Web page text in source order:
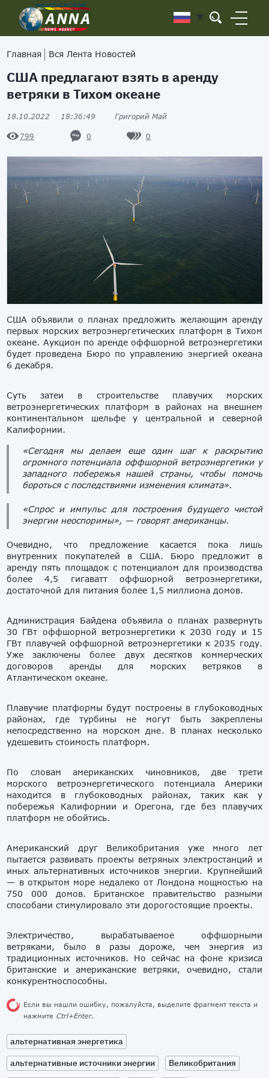
Главная Вся Лента Новостей
США предлагают взять в аренду
ветряки в Тихом океане
18.10.2022 18:36:49 Григорий Май
799 0 0
США объявили о планах предложить желающим аренду
первых морских ветроэнергетических платформ в Тихом
океане. Аукцион по аренде оффшорной ветроэнергетики
будет проведена Бюро по управлению энергией океана
6 декабря.
Суть затеи в строительстве плавучих морских
ветроэнергетических платформ в районах на внешнем
континентальном шельфе у центральной и северной
Калифорнии.
«Сегодня мы делаем еще один шаг к раскрытию
огромного потенциала оффшорной ветроэнергетики у
западного побережья нашей страны, чтобы помочь
бороться с последствиями изменения климата».
«Спрос и импульс для построения будущего чистой
энергии неоспоримы», — говорят американцы.
Очевидно, что предложение касается пока лишь
внутренних покупателей в США. Бюро предложит в
аренду пять площадок с потенциалом для производства
более 4,5 гигаватт оффшорной ветроэнергетики,
достаточной для питания более 1,5 миллиона домов.
Администрация Байдена объявила о планах развернуть
30 ГВт оффшорной ветроэнергетики к 2030 году и 15
ГВт плавучей оффшорной ветроэнергетики к 2035 году.
Уже заключены более двух десятков коммерческих
договоров аренды для морских ветряков в
Атлантическом океане.
Плавучие платформы будут построены в глубоководных
районах, где турбины не могут быть закреплены
непосредственно на морском дне. В планах несколько
удешевить стоимость платформ.
По словам американских чиновников, две трети
морского ветроэнергетического потенциала Америки
находится в глубоководных районах, таких как у
побережья Калифорнии и Орегона, где без плавучих
платформ не обойтись.
Американский друг Великобритания уже много лет
пытается развивать проекты ветряных электростанций и
иных альтернативных источников энергии. Крупнейший
— в открытом море недалеко от Лондона мощностью на
750 000 домов. Британское правительство разными
способами стимулировало эти дорогостоящие проекты.
Электричество, вырабатываемое оффшорными
ветряками, было в разы дороже, чем энергия из
традиционных источников. Но сейчас на фоне кризиса
британские и американские ветряки, очевидно, стали
конкурентноспособны.
Если вы нашли ошибку, пожалуйста, выделите фрагмент текста и
нажмите Ctrl+Enter.
альтернативная энергетика
альтернативные источники энергии
Великобритания